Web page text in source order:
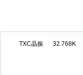
TXC晶振 32.768K